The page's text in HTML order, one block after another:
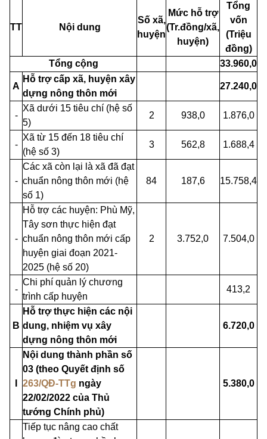
TT Nội dung
Số xã,
huyện
Mức hỗ trợ
(Tr.đồng/xã,
huyện)
Tổng
vốn
(Triệu
đồng)
Tổng cộng
33.960,0
A
Hỗ trợ cấp xã, huyện xây
dựng nông thôn mới
27.240,0
-
Xã dưới 15 tiêu chí (hệ số
5)
2 938,0 1.876,0
-
Xã từ 15 đến 18 tiêu chí
(hệ số 3)
3 562,8 1.688,4
-
Các xã còn lại là xã đã đạt
chuẩn nông thôn mới (hệ
số 1)
84 187,6 15.758,4
-
Hỗ trợ các huyện: Phù Mỹ,
Tây sơn thực hiện đạt
chuẩn nông thôn mới cấp
huyện giai đoạn 2021-
2025 (hệ số 20)
2 3.752,0 7.504,0
-
Chi phí quản lý chương
trình cấp huyện
413,2
B
Hỗ trợ thực hiện các nội
dung, nhiệm vụ xây
dựng nông thôn mới
6.720,0
Nội dung thành phần số
03 (theo Quyết định số
263/QĐ-TTg ngày
22/02/2022 của Thủ
tướng Chính phủ)
5.380,0
Tiếp tục nâng cao chất